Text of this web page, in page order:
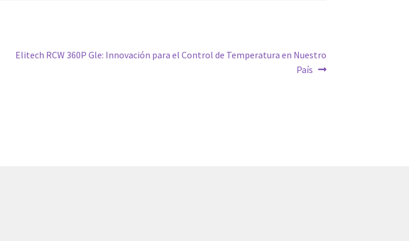
Siguiente
Elitech RCW 360P Gle: Innovación para el Control de Temperatura en Nuestro
País